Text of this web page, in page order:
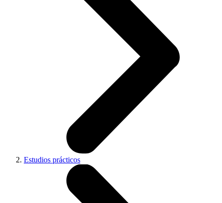
Estudios prácticos